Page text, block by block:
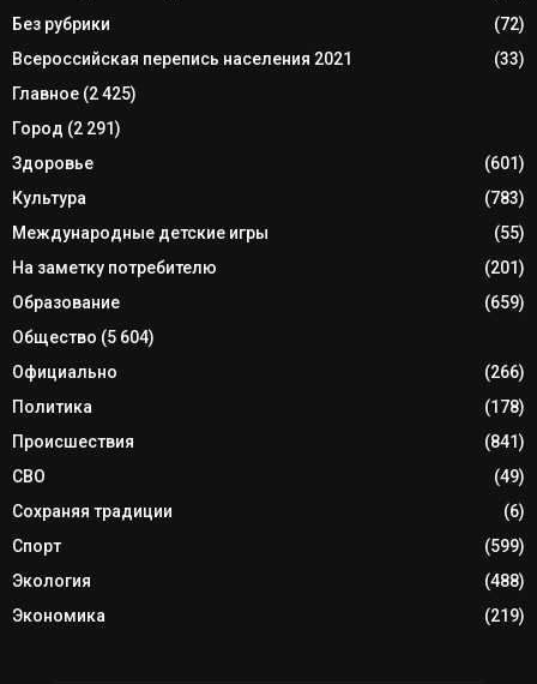
Без рубрики
(72)
Всероссийская перепись населения 2021
(33)
Главное (2 425)
Город (2 291)
Здоровье
(601)
Культура
(783)
Международные детские игры
(55)
На заметку потребителю
(201)
Образование
(659)
Общество (5 604)
Официально
(266)
Политика
(178)
Происшествия
(841)
СВО
(49)
Сохраняя традиции
(6)
Спорт
(599)
Экология
(488)
Экономика
(219)